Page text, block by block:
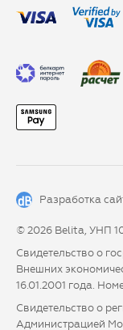
Разработка
© 2026 Belita, УНП
Свидетельство о
Внешних
16.01.2001 года.
Свидетельство о
Администрацией